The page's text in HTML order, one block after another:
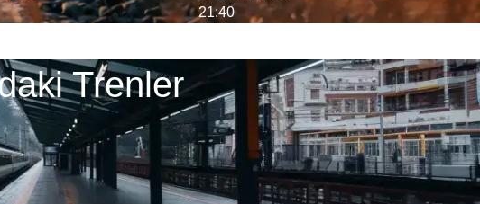
21:40
Trenler